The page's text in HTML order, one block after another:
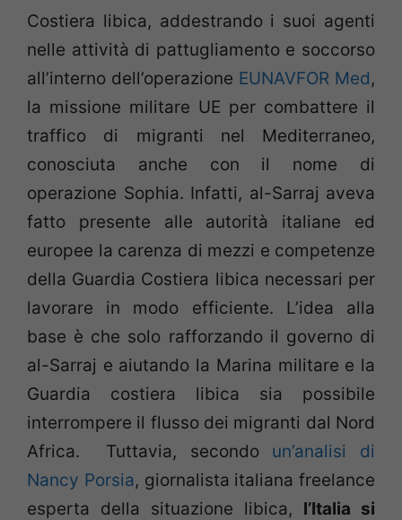
Costiera libica, addestrando i suoi agenti
nelle attività di pattugliamento e soccorso
all’interno dell’operazione EUNAVFOR Med,
la missione militare UE per combattere il
traffico di migranti nel Mediterraneo,
conosciuta anche con il nome di
operazione Sophia. Infatti, al-Sarraj aveva
fatto presente alle autorità italiane ed
europee la carenza di mezzi e competenze
della Guardia Costiera libica necessari per
lavorare in modo efficiente. L’idea alla
base è che solo rafforzando il governo di
al-Sarraj e aiutando la Marina militare e la
Guardia costiera libica sia possibile
interrompere il flusso dei migranti dal Nord
Africa. Tuttavia, secondo un’analisi di
Nancy Porsia, giornalista italiana freelance
esperta della situazione libica, l’Italia si